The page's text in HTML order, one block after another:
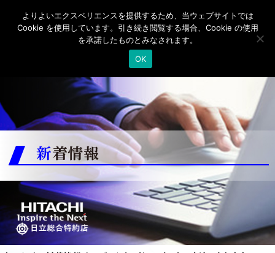
新着情報
よりよいエクスペリエンスを提供するため、当ウェブサイトでは
Cookie を使用しています。引き続き閲覧する場合、Cookie の使用
を承諾したものとみなされます。
OK